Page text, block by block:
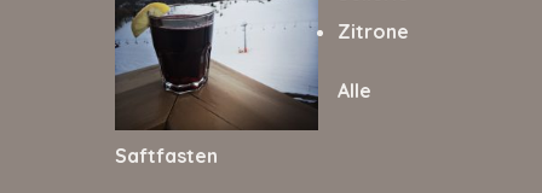
Saftfasten
Zitrone
Alle